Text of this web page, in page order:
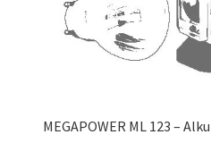
MEGAPOWER ML 123 –